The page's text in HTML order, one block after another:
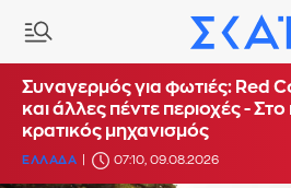
Συναγερμός για φωτιές: Red
και άλλες πέντε περιοχές -
κρατικός μηχανισμός
ΕΛΛΑΔΑ 07:10, 09.08.2026